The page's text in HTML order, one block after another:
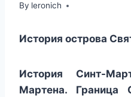
By leronich
История острова
История Синт-
Мартена. Граница